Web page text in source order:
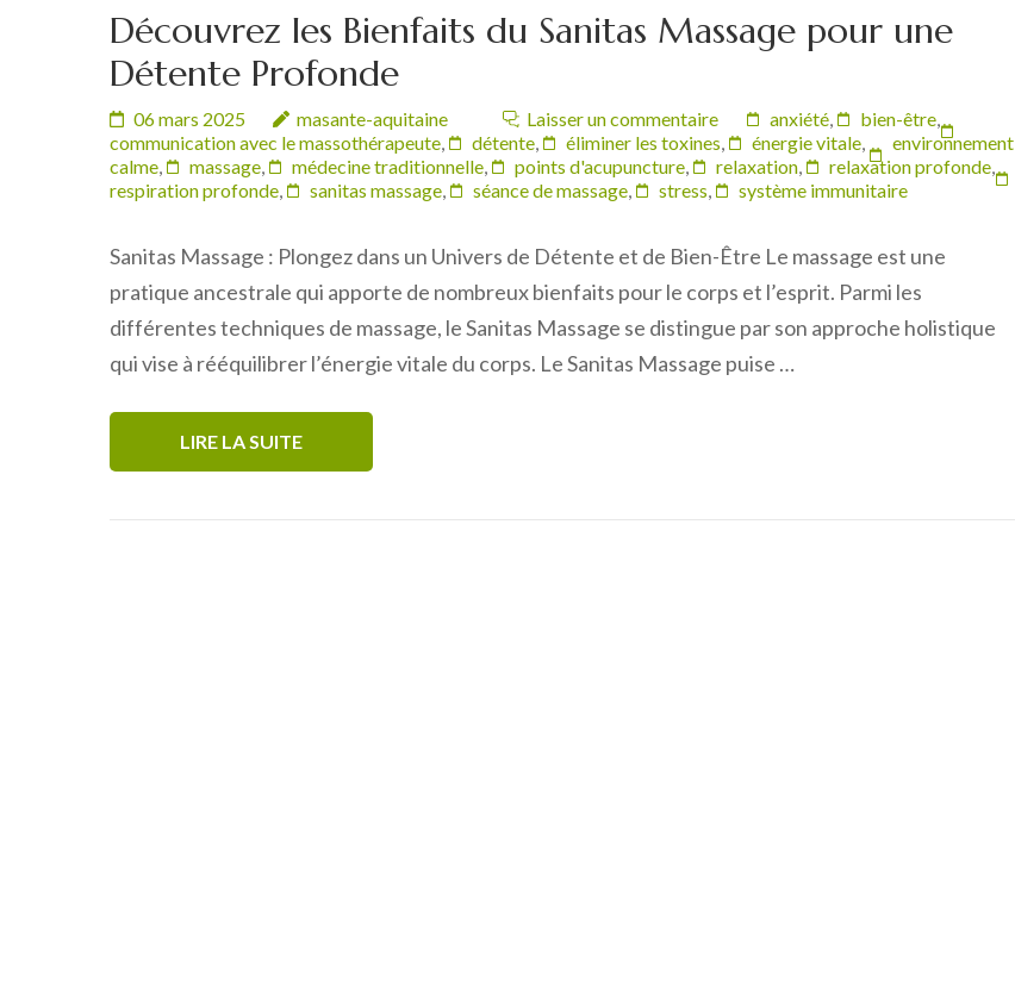
Découvrez les Bienfaits du Sanitas Massage pour une
Détente Profonde
06 mars 2025 masante-aquitaine Laisser un commentaire anxiété, bien-être,
communication avec le massothérapeute, détente, éliminer les toxines, énergie vitale,
environnement
calme, massage, médecine traditionnelle, points d'acupuncture, relaxation, relaxation profonde,
respiration profonde, sanitas massage, séance de massage, stress, système immunitaire
Sanitas Massage : Plongez dans un Univers de Détente et de Bien-Être Le massage est une
pratique ancestrale qui apporte de nombreux bienfaits pour le corps et l’esprit. Parmi les
différentes techniques de massage, le Sanitas Massage se distingue par son approche holistique
qui vise à rééquilibrer l’énergie vitale du corps. Le Sanitas Massage puise …
LIRE LA SUITE